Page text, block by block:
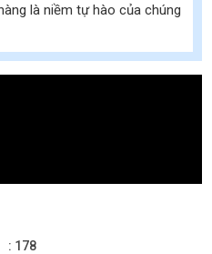
là niềm tự hào của chúng
178